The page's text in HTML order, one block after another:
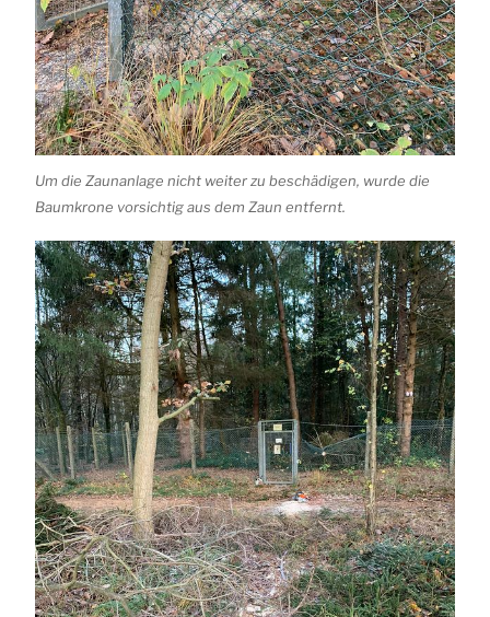
Um die Zaunanlage nicht weiter zu beschädigen, wurde die
Baumkrone vorsichtig aus dem Zaun entfernt.